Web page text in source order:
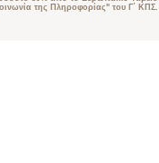
της Πληροφορίας" του Γ΄ ΚΠΣ.